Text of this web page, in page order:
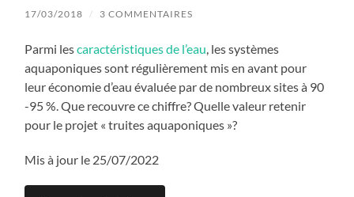
17/03/2018 / 3 COMMENTAIRES
Parmi lescaractéristiques de l’eau , les systèmes
aquaponiques sont régulièrement mis en avant pour
leur économie d’eau évaluée par de nombreux sites à 90
-95 %. Que recouvre ce chiffre? Quelle valeur retenir
pour le projet « truites aquaponiques »?
Mis à jour le 25/07/2022